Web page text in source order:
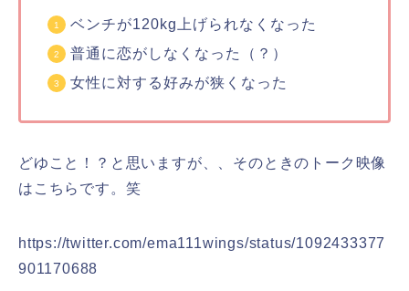
ベンチが120kg上げられなくなった
普通に恋がしなくなった（？）
女性に対する好みが狭くなった
どゆこと！？と思いますが、、そのときのトーク映像
はこちらです。笑
https://twitter.com/ema111wings/status/1092433377
901170688